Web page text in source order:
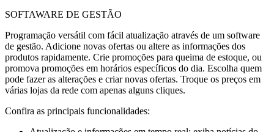
SOFTAWARE DE GESTÃO
Programação versátil com fácil atualização através de um software
de gestão. Adicione novas ofertas ou altere as informações dos
produtos rapidamente. Crie promoções para queima de estoque, ou
promova promoções em horários específicos do dia. Escolha quem
pode fazer as alterações e criar novas ofertas. Troque os preços em
várias lojas da rede com apenas alguns cliques.
Confira as principais funcionalidades: